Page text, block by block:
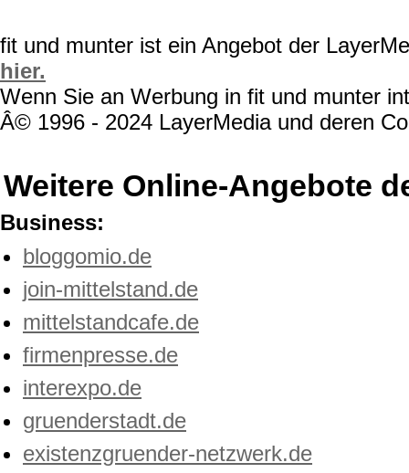
fit und munter ist ein Angebot der
hier.
Wenn Sie an Werbung in fit und munter
Â© 1996 - 2024 LayerMedia und deren
Weitere Online-Angebote
Business:
bloggomio.de
join-mittelstand.de
mittelstandcafe.de
firmenpresse.de
interexpo.de
gruenderstadt.de
existenzgruender-netzwerk.de